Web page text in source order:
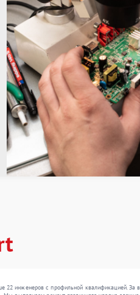
инженеров с профильной квалификацией. За